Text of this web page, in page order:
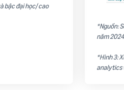
bậc đại học/ cao
*Nguồn:
năm 2024
*Hình 3:
analytics